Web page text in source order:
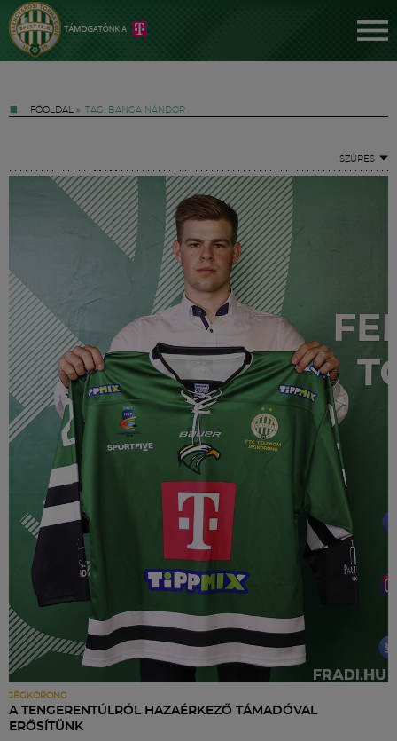
FŐOLDAL » TAG: BANGA NÁNDOR
SZŰRÉS
JÉGKORONG
A TENGERENTÚLRÓL HAZAÉRKEZŐ TÁMADÓVAL
ERŐSÍTÜNK
FM YouTube +
Hírek
Labdarúgás
Szakosztályok
Meccscenter
Klub
Szolgáltatások
Shop